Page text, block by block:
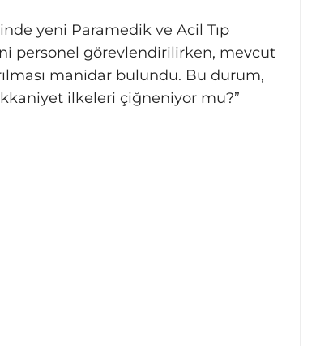
yeni Paramedik ve Acil Tıp
personel görevlendirilirken, mevcut
manidar bulundu. Bu durum,
ilkeleri çiğneniyor mu?”